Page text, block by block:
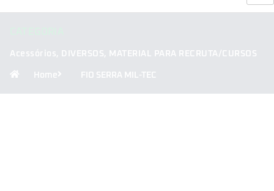
Acessórios, DIVERSOS, MATERIAL PARA RECRUTA/CURSOS
Home FIO SERRA MIL-TEC